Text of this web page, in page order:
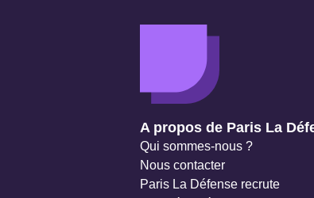
Navigation secondaire
A propos de Paris La
Qui sommes-nous ?
Nous contacter
Paris La Défense recrute